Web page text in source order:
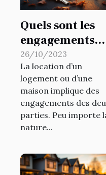
Quels sont les
engagements
qu’un
propriétaire
bailleur doit
honorer ?
26/10/2023
La location d’un
logement ou d’une
maison implique des
engagements des
parties. Peu importe
nature...